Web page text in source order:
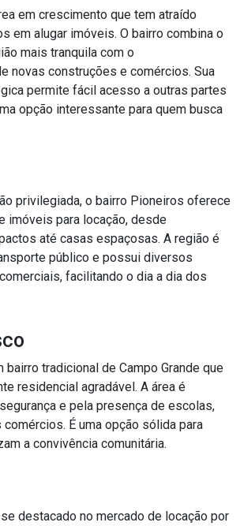
em crescimento que tem atraído
em alugar imóveis. O bairro combina o
mais tranquila com o
novas construções e comércios. Sua
permite fácil acesso a outras partes
opção interessante para quem busca
privilegiada, o bairro Pioneiros oferece
imóveis para locação, desde
até casas espaçosas. A região é
público e possui diversos
facilitando o dia a dia dos
bairro tradicional de Campo Grande que
residencial agradável. A área é
e pela presença de escolas,
É uma opção sólida para
a convivência comunitária.
destacado no mercado de locação por